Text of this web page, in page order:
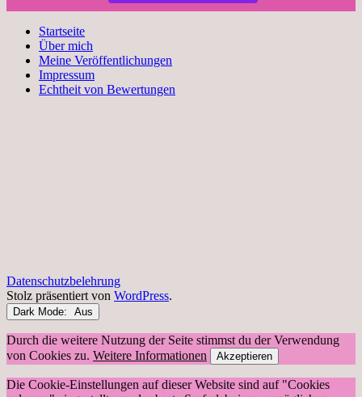
Startseite
Über mich
Meine Veröffentlichungen
Impressum
Echtheit von Bewertungen
Datenschutzbelehrung
Stolz präsentiert von WordPress.
Dark Mode:
Durch die weitere Nutzung der Seite stimmst du der Verwendung
von Cookies zu. Weitere Informationen Akzeptieren
Die Cookie-Einstellungen auf dieser Website sind auf "Cookies